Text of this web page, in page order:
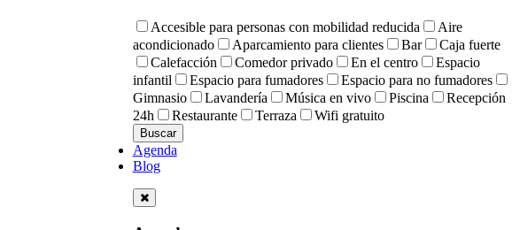
Accesible para personas con mobilidad reducida
Aire
acondicionado
Aparcamiento para clientes Bar
Caja fuerte
Calefacción
Comedor privado En el centro
Espacio
infantil
Espacio para fumadores
Espacio para no fumadores
Gimnasio
Lavandería Música en vivo Piscina
Recepción
24h
Restaurante Terraza Wifi gratuito
Agenda
Blog